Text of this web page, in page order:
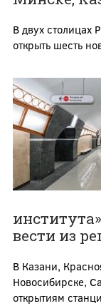
В двух столицах
открыть шесть
вести из
В Казани,
Новосибирске,
открытиям